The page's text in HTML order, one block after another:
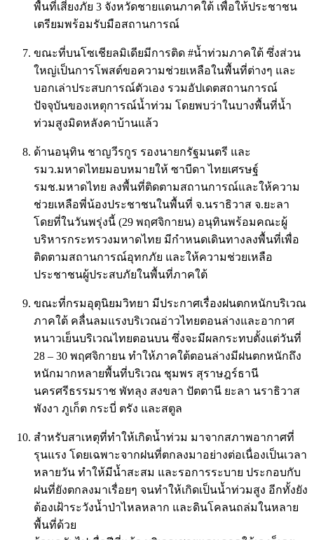
พื้นที่เสี่ยงภัย 3 จังหวัดชายแดนภาคใต้ เพื่อให้ประชาชน
เตรียมพร้อมรับมือสถานการณ์
ขณะที่บนโซเชียลมิเดียมีการติด #น้ำท่วมภาคใต้ ซึ่งส่วน
ใหญ่เป็นการโพสต์ขอความช่วยเหลือในพื้นที่ต่างๆ และ
บอกเล่าประสบการณ์ตัวเอง รวมอัปเดตสถานการณ์
ปัจจุบันของเหตุการณ์น้ำท่วม โดยพบว่าในบางพื้นที่น้ำ
ท่วมสูงมิดหลังคาบ้านแล้ว
ด้านอนุทิน ชาญวีรกูร รองนายกรัฐมนตรี และ
รมว.มหาดไทยมอบหมายให้ ซาบีดา ไทยเศรษฐ์
รมช.มหาดไทย ลงพื้นที่ติดตามสถานการณ์และให้ความ
ช่วยเหลือพี่น้องประชาชนในพื้นที่ จ.นราธิวาส จ.ยะลา
โดยที่ในวันพรุ่งนี้ (29 พฤศจิกายน) อนุทินพร้อมคณะผู้
บริหารกระทรวงมหาดไทย มีกำหนดเดินทางลงพื้นที่เพื่อ
ติดตามสถานการณ์อุทกภัย และให้ความช่วยเหลือ
ประชาชนผู้ประสบภัยในพื้นที่ภาคใต้
ขณะที่กรมอุตุนิยมวิทยา มีประกาศเรื่องฝนตกหนักบริเวณ
ภาคใต้ คลื่นลมแรงบริเวณอ่าวไทยตอนล่างและอากาศ
หนาวเย็นบริเวณไทยตอนบน ซึ่งจะมีผลกระทบตั้งแต่วันที่
28 – 30 พฤศจิกายน ทำให้ภาคใต้ตอนล่างมีฝนตกหนักถึง
หนักมากหลายพื้นที่บริเวณ ชุมพร สุราษฎร์ธานี
นครศรีธรรมราช พัทลุง สงขลา ปัตตานี ยะลา นราธิวาส
พังงา ภูเก็ต กระบี่ ตรัง และสตูล
สำหรับสาเหตุที่ทำให้เกิดน้ำท่วม มาจากสภาพอากาศที่
รุนแรง โดยเฉพาะจากฝนที่ตกลงมาอย่างต่อเนื่องเป็นเวลา
หลายวัน ทำให้มีน้ำสะสม และรอการระบาย ประกอบกับ
ฝนที่ยังตกลงมาเรื่อยๆ จนทำให้เกิดเป็นน้ำท่วมสูง อีกทั้งยัง
ต้องเฝ้าระวังน้ำป่าไหลหลาก และดินโคลนถล่มในหลาย
พื้นที่ด้วย